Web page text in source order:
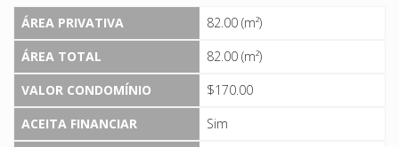
ÁREA PRIVATIVA
82.00 (m²)
ÁREA TOTAL
82.00 (m²)
VALOR CONDOMÍNIO
$170.00
ACEITA FINANCIAR
Sim